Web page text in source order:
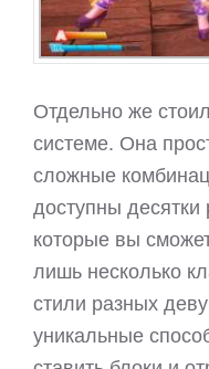
Отдельно же
системе. Она
сложные
доступны
которые вы
лишь несколько
стили разных
уникальные